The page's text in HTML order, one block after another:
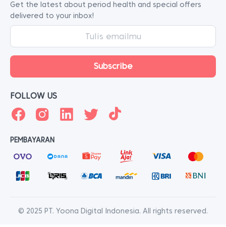
Get the latest about period health and special offers
delivered to your inbox!
FOLLOW US
PEMBAYARAN
© 2025 PT. Yoona Digital Indonesia. All rights reserved.